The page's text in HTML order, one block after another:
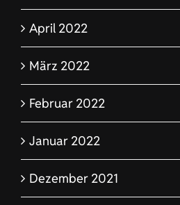
April 2022
März 2022
Februar 2022
Januar 2022
Dezember 2021